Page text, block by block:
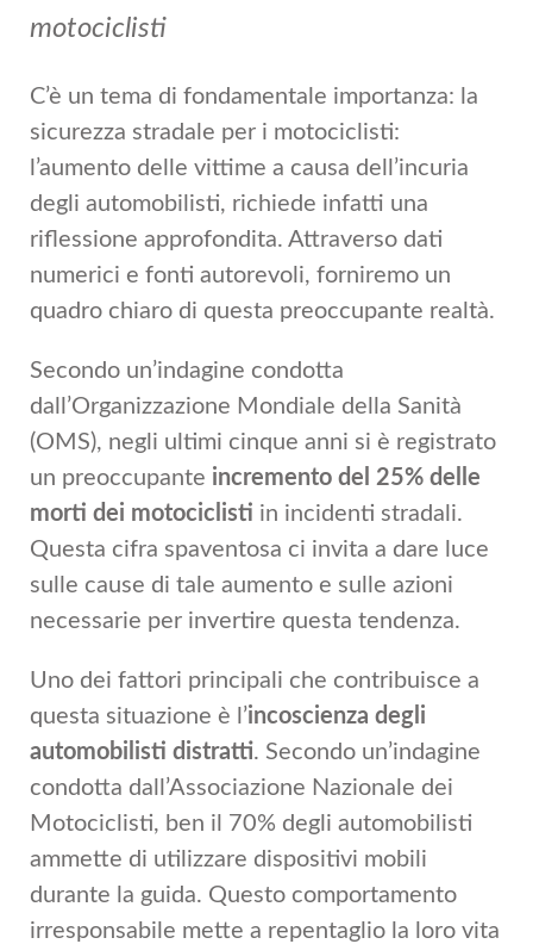
motociclisti
C’è un tema di fondamentale importanza: la
sicurezza stradale per i motociclisti:
l’aumento delle vittime a causa dell’incuria
degli automobilisti, richiede infatti una
riflessione approfondita. Attraverso dati
numerici e fonti autorevoli, forniremo un
quadro chiaro di questa preoccupante realtà.
Secondo un’indagine condotta
dall’Organizzazione Mondiale della Sanità
(OMS), negli ultimi cinque anni si è registrato
un preoccupante incremento del 25% delle
morti dei motociclisti in incidenti stradali.
Questa cifra spaventosa ci invita a dare luce
sulle cause di tale aumento e sulle azioni
necessarie per invertire questa tendenza.
Uno dei fattori principali che contribuisce a
questa situazione è l’incoscienza degli
automobilisti distratti. Secondo un’indagine
condotta dall’Associazione Nazionale dei
Motociclisti, ben il 70% degli automobilisti
ammette di utilizzare dispositivi mobili
durante la guida. Questo comportamento
irresponsabile mette a repentaglio la loro vita